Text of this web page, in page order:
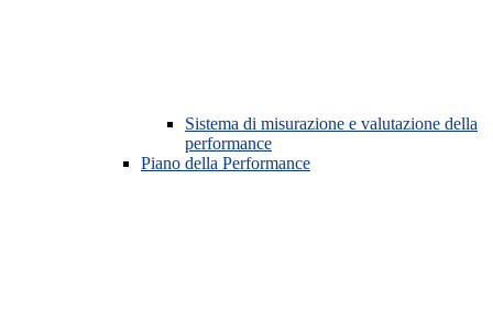
Sistema di misurazione e valutazione della
performance
Piano della Performance